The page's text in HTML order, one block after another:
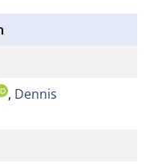
, Dennis